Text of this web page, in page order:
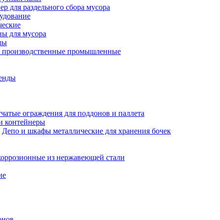
для раздельного сбора мусора
для мусора
производственные промышленные
ограждения для поддонов и паллета
контейнеры
Депо и шкафы металлические для хранения бочек
из нержавеющей стали